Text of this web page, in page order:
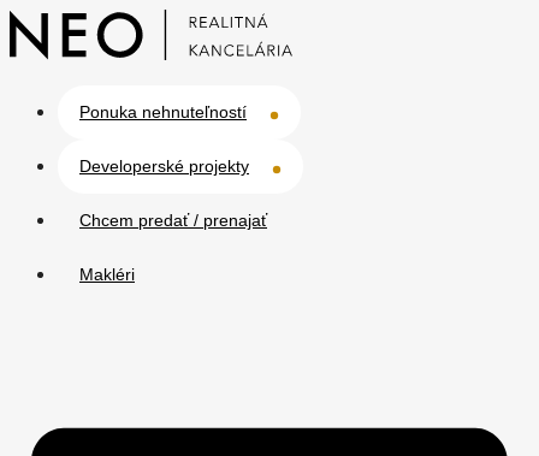
Ponuka nehnuteľností
Developerské projekty
Chcem predať / prenajať
Makléri